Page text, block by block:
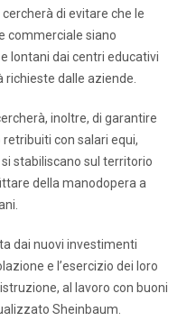
di evitare che le
commerciale siano
lontani dai centri educativi
dalle aziende.
inoltre, di garantire
con salari equi,
stabiliscano sul territorio
della manodopera a
dai nuovi investimenti
e l’esercizio dei loro
al lavoro con buoni
Sheinbaum.